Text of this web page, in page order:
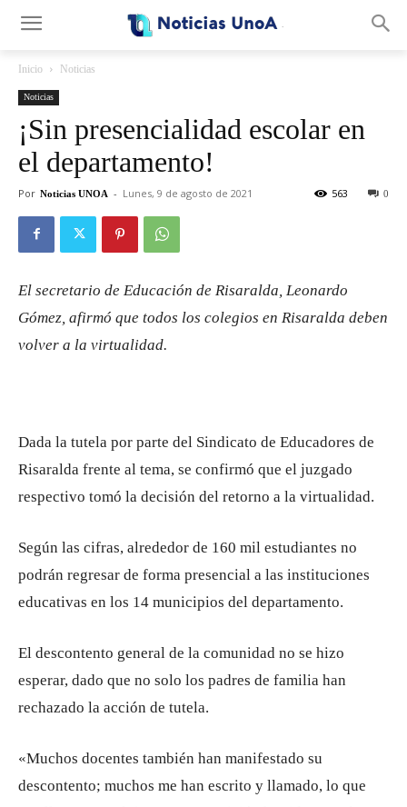
Inicio Noticias
Noticias
¡Sin presencialidad escolar en
el departamento!
Por Noticias UNOA - Lunes, 9 de agosto de 2021 0
563
El secretario de Educación de Risaralda, Leonardo
Gómez, afirmó que todos los colegios en Risaralda deben
volver a la virtualidad.
Dada la tutela por parte del Sindicato de Educadores de
Risaralda frente al tema, se confirmó que el juzgado
respectivo tomó la decisión del retorno a la virtualidad.
Según las cifras, alrededor de 160 mil estudiantes no
podrán regresar de forma presencial a las instituciones
educativas en los 14 municipios del departamento.
El descontento general de la comunidad no se hizo
esperar, dado que no solo los padres de familia han
rechazado la acción de tutela.
«Muchos docentes también han manifestado su
descontento; muchos me han escrito y llamado, lo que